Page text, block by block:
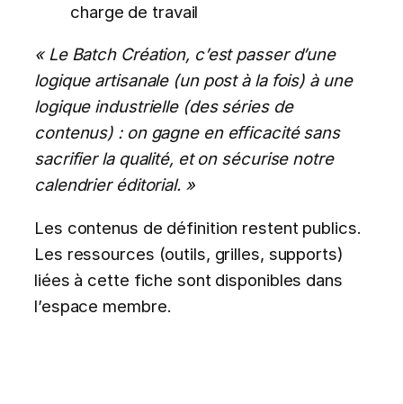
charge de travail
« Le Batch Création, c’est passer d’une
logique artisanale (un post à la fois) à une
logique industrielle (des séries de
contenus) : on gagne en efficacité sans
sacrifier la qualité, et on sécurise notre
calendrier éditorial. »
Les contenus de définition restent publics.
Les ressources (outils, grilles, supports)
liées à cette fiche sont disponibles dans
l’espace membre.